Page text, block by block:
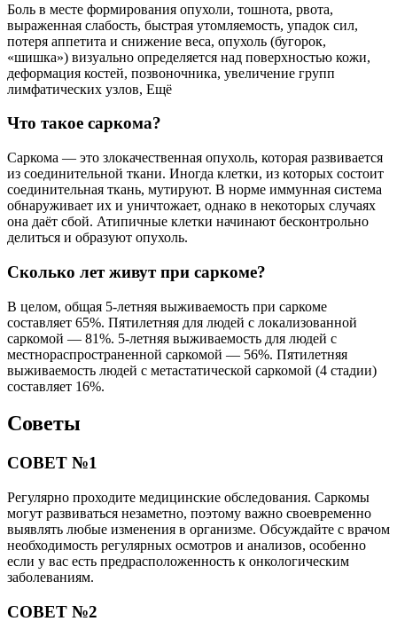
Боль в месте формирования опухоли, тошнота, рвота,
выраженная слабость, быстрая утомляемость, упадок сил,
потеря аппетита и снижение веса, опухоль (бугорок,
«шишка») визуально определяется над поверхностью кожи,
деформация костей, позвоночника, увеличение групп
лимфатических узлов, Ещё
Что такое саркома?
Саркома — это злокачественная опухоль, которая развивается
из соединительной ткани. Иногда клетки, из которых состоит
соединительная ткань, мутируют. В норме иммунная система
обнаруживает их и уничтожает, однако в некоторых случаях
она даёт сбой. Атипичные клетки начинают бесконтрольно
делиться и образуют опухоль.
Сколько лет живут при саркоме?
В целом, общая 5-летняя выживаемость при саркоме
составляет 65%. Пятилетняя для людей с локализованной
саркомой — 81%. 5-летняя выживаемость для людей с
местнораспространенной саркомой — 56%. Пятилетняя
выживаемость людей с метастатической саркомой (4 стадии)
составляет 16%.
Советы
СОВЕТ №1
Регулярно проходите медицинские обследования. Саркомы
могут развиваться незаметно, поэтому важно своевременно
выявлять любые изменения в организме. Обсуждайте с врачом
необходимость регулярных осмотров и анализов, особенно
если у вас есть предрасположенность к онкологическим
заболеваниям.
СОВЕТ №2